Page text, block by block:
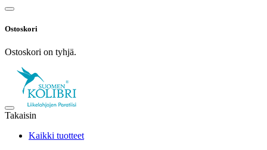
Ostoskori
Ostoskori on tyhjä.
Takaisin
Kaikki tuotteet